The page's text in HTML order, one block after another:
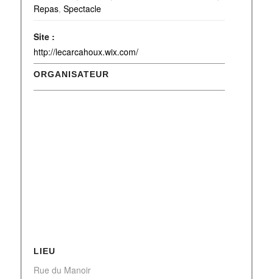
Repas, Spectacle
Site :
http://lecarcahoux.wix.com/
ORGANISATEUR
LIEU
Rue du Manoir